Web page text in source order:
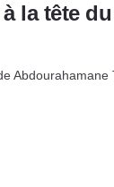
la tête
Abdourahamane